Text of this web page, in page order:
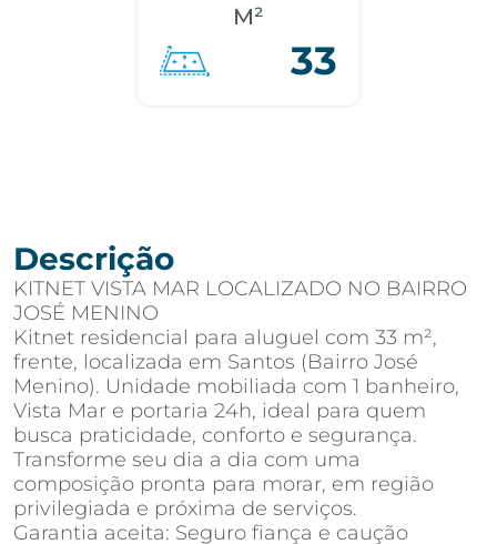
M²
33
Descrição
KITNET VISTA MAR LOCALIZADO NO BAIRRO
JOSÉ MENINO
Kitnet residencial para aluguel com 33 m²,
frente, localizada em Santos (Bairro José
Menino). Unidade mobiliada com 1 banheiro,
Vista Mar e portaria 24h, ideal para quem
busca praticidade, conforto e segurança.
Transforme seu dia a dia com uma
composição pronta para morar, em região
privilegiada e próxima de serviços.
Garantia aceita: Seguro fiança e caução